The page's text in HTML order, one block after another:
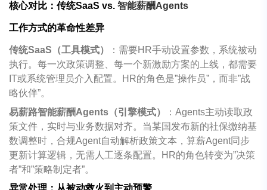
核心对比：传统SaaS vs. 智能薪酬Agents
工作方式的革命性差异
传统SaaS （工具模式） ：需要HR手动设置参数，系统被动
执行。每一次政策调整、每一个新激励方案的上线，都需要
IT或系统管理员介入配置。 HR的角色是”操作员” ，而非”战
略伙伴”。
易薪路智能薪酬Agents （引擎模式） ： Agents主动读取政
策文件，实时与业务数据对齐。当某国发布新的社保缴纳基
数调整时，合规Agent自动解析政策文本，算薪Agent同步
更新计算逻辑，无需人工逐条配置。
HR的角色转变为”决策
者”和”策略制定者”。
异常处理：从被动救火到主动预警